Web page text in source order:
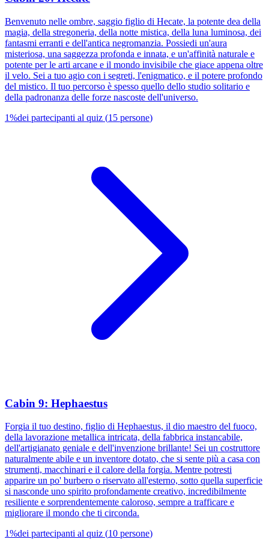
Benvenuto nelle ombre, saggio figlio di Hecate, la potente dea della
magia, della stregoneria, della notte mistica, della luna luminosa, dei
fantasmi erranti e dell'antica negromanzia. Possiedi un'aura
misteriosa, una saggezza profonda e innata, e un'affinità naturale e
potente per le arti arcane e il mondo invisibile che giace appena oltre
il velo. Sei a tuo agio con i segreti, l'enigmatico, e il potere profondo
del mistico. Il tuo percorso è spesso quello dello studio solitario e
della padronanza delle forze nascoste dell'universo.
1%dei partecipanti al quiz (15 persone)
Cabin 9: Hephaestus
Forgia il tuo destino, figlio di Hephaestus, il dio maestro del fuoco,
della lavorazione metallica intricata, della fabbrica instancabile,
dell'artigianato geniale e dell'invenzione brillante! Sei un costruttore
naturalmente abile e un inventore dotato, che si sente più a casa con
strumenti, macchinari e il calore della forgia. Mentre potresti
apparire un po' burbero o riservato all'esterno, sotto quella superficie
si nasconde uno spirito profondamente creativo, incredibilmente
resiliente e sorprendentemente caloroso, sempre a trafficare e
migliorare il mondo che ti circonda.
1%dei partecipanti al quiz (10 persone)